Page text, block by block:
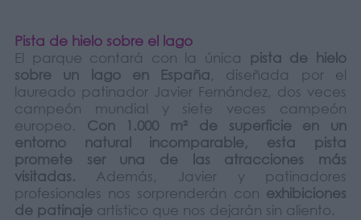
Pista de hielo sobre el lago
El parque contará con la única
pista de hielo
sobre un lago en España, diseñada por el
laureado patinador Javier Fernández, dos veces
campeón mundial y siete veces campeón
europeo. Con 1.000 m² de superficie en un
entorno natural incomparable, esta pista
promete ser una de las atracciones más
visitadas. Además, Javier y patinadores
profesionales nos sorprenderán con exhibiciones
de patinajeartístico que nos dejarán sin aliento.